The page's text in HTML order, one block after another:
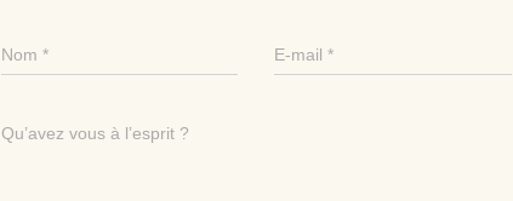
Nom * E-mail*
Qu’avez vous à l’esprit ?